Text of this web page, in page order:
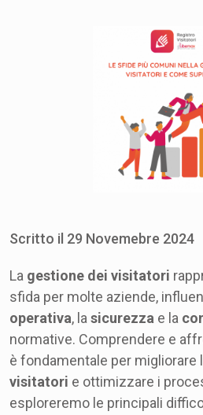
Scritto il 29 Novemebre 2024
La gestione dei visitatori
sfida per molte aziende,
operativa, la sicurezza e la
normative. Comprendere e
è fondamentale per migliorare
visitatori e ottimizzare i
esploreremo le principali